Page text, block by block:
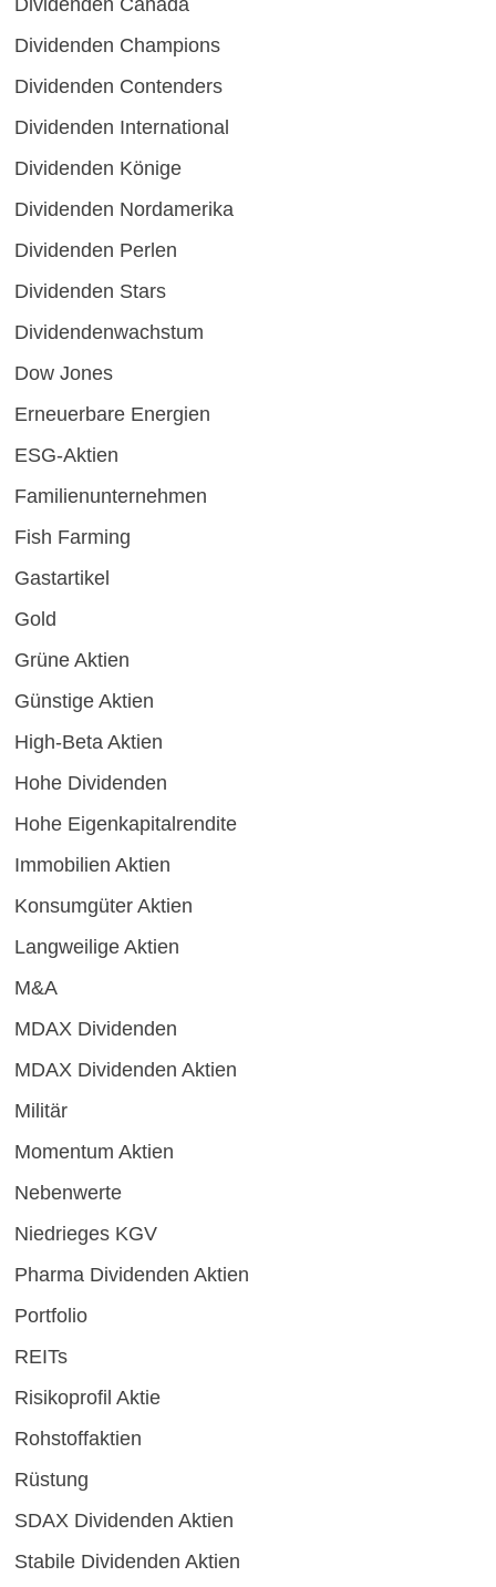
Dividenden Canada
Dividenden Champions
Dividenden Contenders
Dividenden International
Dividenden Könige
Dividenden Nordamerika
Dividenden Perlen
Dividenden Stars
Dividendenwachstum
Dow Jones
Erneuerbare Energien
ESG-Aktien
Familienunternehmen
Fish Farming
Gastartikel
Gold
Grüne Aktien
Günstige Aktien
High-Beta Aktien
Hohe Dividenden
Hohe Eigenkapitalrendite
Immobilien Aktien
Konsumgüter Aktien
Langweilige Aktien
M&A
MDAX Dividenden
MDAX Dividenden Aktien
Militär
Momentum Aktien
Nebenwerte
Niedrieges KGV
Pharma Dividenden Aktien
Portfolio
REITs
Risikoprofil Aktie
Rohstoffaktien
Rüstung
SDAX Dividenden Aktien
Stabile Dividenden Aktien